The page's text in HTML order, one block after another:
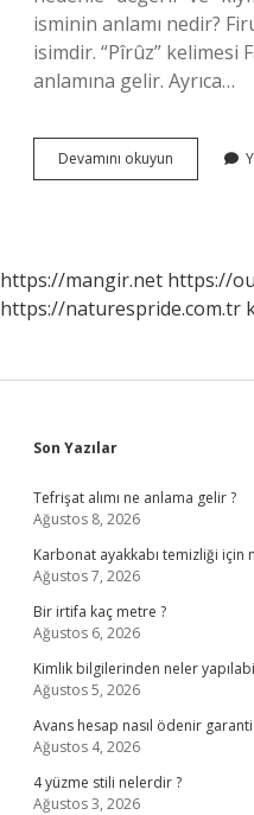
isminin anlamı nedir?
isimdir. “Pîrûz” kelimesi
anlamına gelir. Ayrıca…
Devamını okuyun
Ne
https://mangir.net https://
https://naturespride.com.tr
Sidebar
Son Yazılar
Tefrişat alımı ne anlama gelir ?
Ağustos 8, 2026
Karbonat ayakkabı temizliği için
Ağustos 7, 2026
Bir irtifa kaç metre ?
Ağustos 6, 2026
Kimlik bilgilerinden neler
Ağustos 5, 2026
Avans hesap nasıl ödenir garanti
Ağustos 4, 2026
4 yüzme stili nelerdir ?
Ağustos 3, 2026